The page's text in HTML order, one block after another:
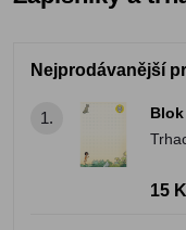
Nejprodávanější
1.
15